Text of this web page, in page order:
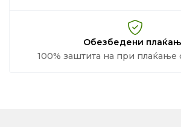
Обезбедени
100% заштита на при плаќање